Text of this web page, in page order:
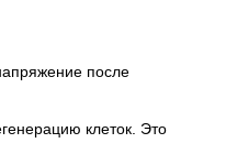
после
клеток. Это